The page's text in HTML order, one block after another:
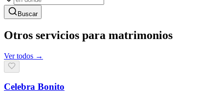
Buscar
Otros servicios para matrimonios
Ver todos →
Celebra Bonito